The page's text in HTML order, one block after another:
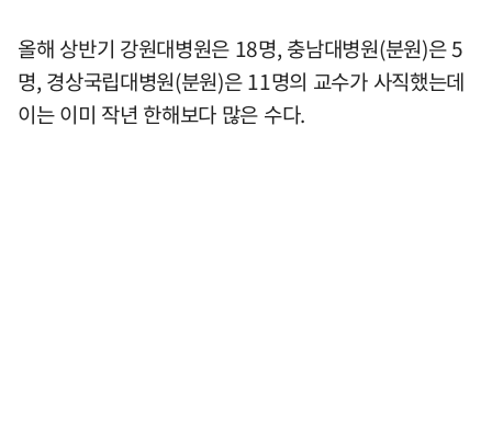
올해 상반기 강원대병원은 18명, 충남대병원(분원)은 5
명, 경상국립대병원(분원)은 11명의 교수가 사직했는데
이는 이미 작년 한해보다 많은 수다.